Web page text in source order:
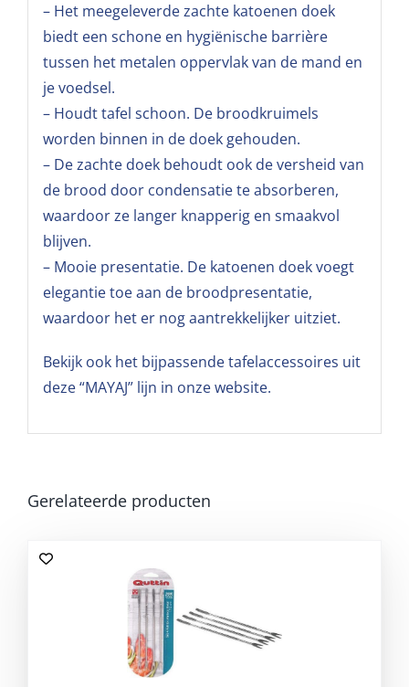
– Het meegeleverde zachte katoenen doek
biedt een schone en hygiënische barrière
tussen het metalen oppervlak van de mand en
je voedsel.
– Houdt tafel schoon. De broodkruimels
worden binnen in de doek gehouden.
– De zachte doek behoudt ook de versheid van
de brood door condensatie te absorberen,
waardoor ze langer knapperig en smaakvol
blijven.
– Mooie presentatie. De katoenen doek voegt
elegantie toe aan de broodpresentatie,
waardoor het er nog aantrekkelijker uitziet.
Bekijk ook het bijpassende tafelaccessoires uit
deze “MAYAJ” lijn in onze website.
Gerelateerde producten